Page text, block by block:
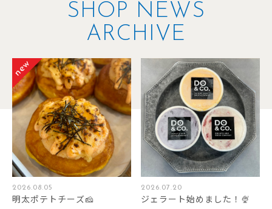
SHOP NEWS
ARCHIVE
2026.08.05
明太ポテトチーズ🧀
2026.07.20
ジェラート始めました！🍨